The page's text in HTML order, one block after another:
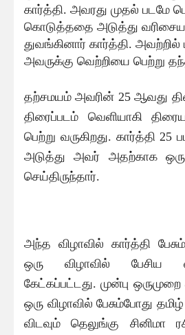
கார்த்தி. அவரது முதல் படமே
கொடுத்ததை அடுத்து
துவங்கினார் கார்த்தி.
அவருக்கு வெற்றியை பெற்று
தற்சமயம் அவரின் 25 ஆவது
திரைப்படம் வெளியாகி
பெற்று வருகிறது. கார்த்தி
அடுத்து அவர் அதற்காக ஒரு
செய்திருந்தார்.
அந்த விழாவில் கார்த்தி
ஒரு விழாவில் பேசிய
கேட்கப்பட்டது. முன்பு
ஒரு விழாவில் பேசும்போது
விடவும் தெலுங்கு சினிமா